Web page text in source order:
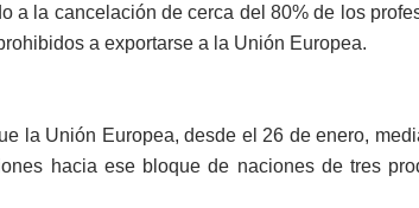
a la cancelación de cerca del 80% de los
a exportarse a la Unión Europea.
la Unión Europea, desde el 26 de enero,
hacia ese bloque de naciones de tres